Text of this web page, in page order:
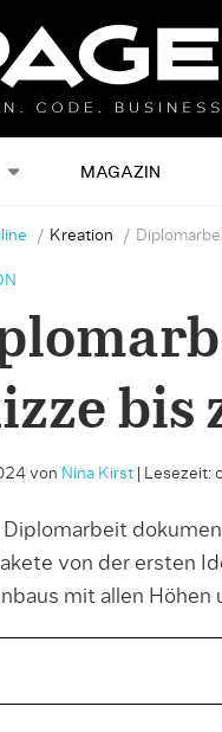
MAGAZIN
Kreation
bis
von Nina Kirst| Lesezeit:
Diplomarbeit
von der ersten
mit allen Höhen